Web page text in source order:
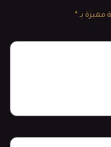
مميزة بـ *